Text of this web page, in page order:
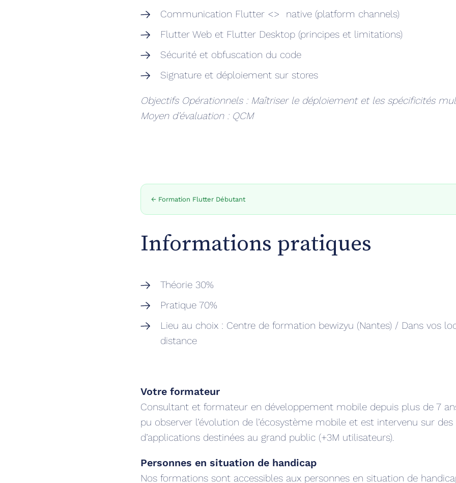
Communication Flutter <> native (platform channels)
Flutter Web et Flutter Desktop (principes et limitations)
Sécurité et obfuscation du code
Signature et déploiement sur stores
Objectifs Opérationnels : Maîtriser le déploiement et les spécificités
Moyen d’évaluation : QCM
← Formation Flutter Débutant
Informations pratiques
‍Théorie 30%
Pratique 70%
Lieu au choix : Centre de formation bewizyu (Nantes) / Dans vos
distance
Votre formateur
Consultant et formateur en développement mobile depuis plus de 7
pu observer l’évolution de l’écosystème mobile et est intervenu sur
d’applications destinées au grand public (+3M utilisateurs).
Personnes en situation de handicap
Nos formations sont accessibles aux personnes en situation de